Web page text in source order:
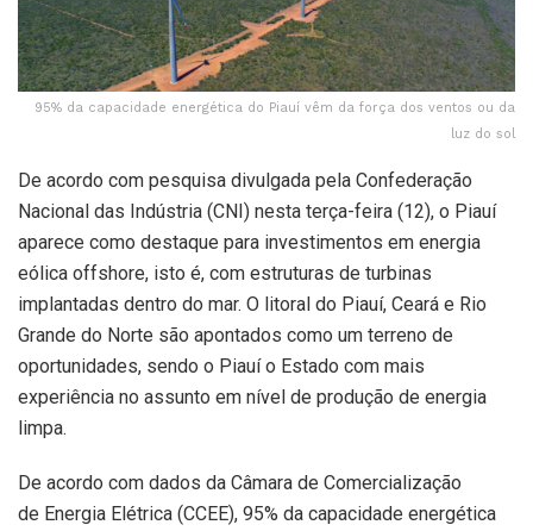
95% da capacidade energética do Piauí vêm da força dos ventos ou da
luz do sol
De acordo com pesquisa divulgada pela Confederação
Nacional das Indústria (CNI) nesta terça-feira (12), o Piauí
aparece como destaque para investimentos em energia
eólica offshore, isto é, com estruturas de turbinas
implantadas dentro do mar. O litoral do Piauí, Ceará e Rio
Grande do Norte são apontados como um terreno de
oportunidades, sendo o Piauí o Estado com mais
experiência no assunto em nível de produção de energia
limpa.
De acordo com dados da Câmara de Comercialização
de Energia Elétrica (CCEE), 95% da capacidade energética